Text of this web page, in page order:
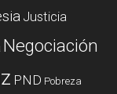
Justicia
Negociación
PND Pobreza